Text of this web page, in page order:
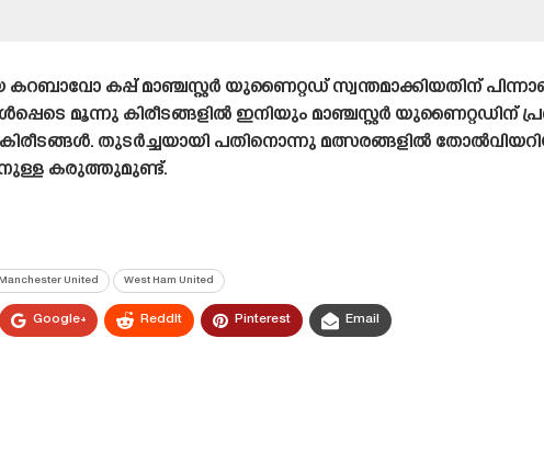
കപ്പ് മാഞ്ചസ്റ്റർ യുണൈറ്റഡ് സ്വന്തമാക്കിയതിന്
മൂന്നു കിരീടങ്ങളിൽ ഇനിയും മാഞ്ചസ്റ്റർ യുണൈറ്റഡിന്
തുടർച്ചയായി പതിനൊന്നു മത്സരങ്ങളിൽ
കരുത്തുമുണ്ട്.
United West Ham United
Google+ ReddIt Pinterest Email